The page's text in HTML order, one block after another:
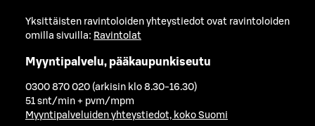
Yksittäisten ravintoloiden yhteystiedot ovat ravintoloiden
omilla sivuilla: Ravintolat
Myyntipalvelu, pääkaupunkiseutu
0300 870 020 (arkisin klo 8.30-16.30)
51 snt/min + pvm/mpm
Myyntipalveluiden yhteystiedot, koko Suomi